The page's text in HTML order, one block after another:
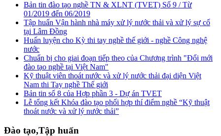
Bản tin đào tạo nghề TN & XLNT (TVET) Số 9 / Từ
01/2019 đến 06/2019
Tập huấn Vận hành nhà máy xử lý nước thải và xử lý sự cố
tại Lâm Đồng
Huấn luyện cho Kỳ thi tay nghề thế giới - nghề Công nghệ
nước
Chuẩn bị cho giai đoạn tiếp theo của Chương trình "Đổi mới
đào tạo nghề tại Việt Nam"
Kỹ thuật viên thoát nước và xử lý nước thải đại diện Việt
Nam thi Tay nghề Thế giới
Bản tin số 8 của Hợp phần 3 - Dự án TVET
Lễ tổng kết Khóa đào tạo phối hợp thí điểm nghề “Kỹ thuật
thoát nước và xử lý nước thải”
Đào tạo,Tập huấn